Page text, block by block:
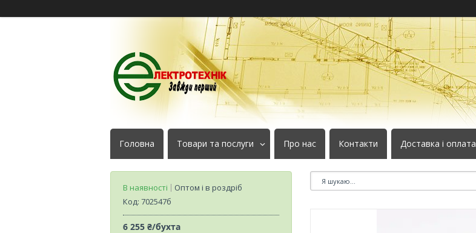
Головна Товари та послуги Про нас Контакти Доставка і оплата
В наявності
Оптом і в роздріб
Код: 702547б
6 255 ₴/бухта